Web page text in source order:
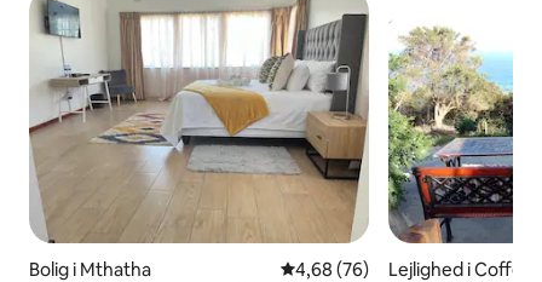
Bolig i Mthatha 4,68 ud af 5 i gennemsnitlig
4,68 (76)
Lejlighed i Coffee